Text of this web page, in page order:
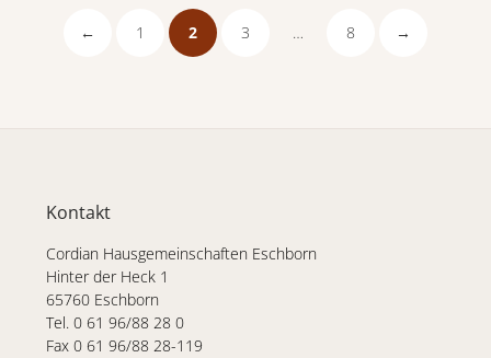
Beitragsnavigation
Vorherige
← Seite
1 Seite
2 Seite
3 … Seite
8 Nächste
→
Kontakt
Cordian Hausgemeinschaften Eschborn
Hinter der Heck 1
65760 Eschborn
Tel. 0 61 96/88 28 0
Fax 0 61 96/88 28-119